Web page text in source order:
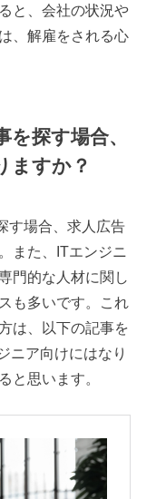
と、会社の状況や
、解雇をされる心
探す場合、
ますか？
す場合、求人広告
また、ITエンジニ
門的な人材に関し
も多いです。これ
は、以下の記事を
ニア向けにはなり
と思います。